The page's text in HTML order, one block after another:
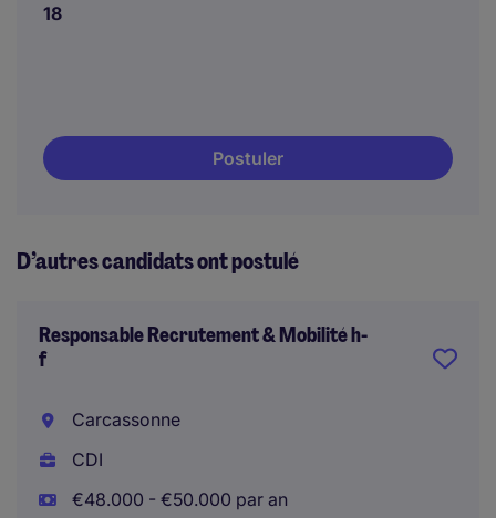
18
Postuler
D’autres candidats ont postulé
Responsable Recrutement & Mobilité h-
f
Carcassonne
CDI
€48.000 - €50.000 par an